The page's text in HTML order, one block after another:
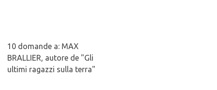
10 domande a: MAX
BRALLIER, autore de "Gli
ultimi ragazzi sulla terra"